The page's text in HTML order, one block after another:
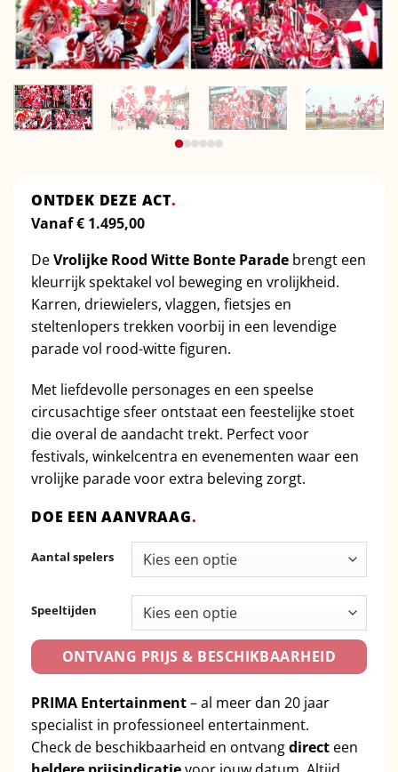
ONTDEK DEZE ACT.
Vanaf€ 1.495,00
DeVrolijke Rood Witte Bonte Parade brengt een
kleurrijk spektakel vol beweging en vrolijkheid.
Karren, driewielers, vlaggen, fietsjes en
steltenlopers trekken voorbij in een levendige
parade vol rood-witte figuren.
Met liefdevolle personages en een speelse
circusachtige sfeer ontstaat een feestelijke stoet
die overal de aandacht trekt. Perfect voor
festivals, winkelcentra en evenementen waar een
vrolijke parade voor extra beleving zorgt.
DOE EEN AANVRAAG.
Aantal spelers
Speeltijden
ONTVANG PRIJS & BESCHIKBAARHEID
PRIMA Entertainment– al meer dan 20 jaar
specialist in professioneel entertainment.
Check de beschikbaarheid en ontvangdirect een